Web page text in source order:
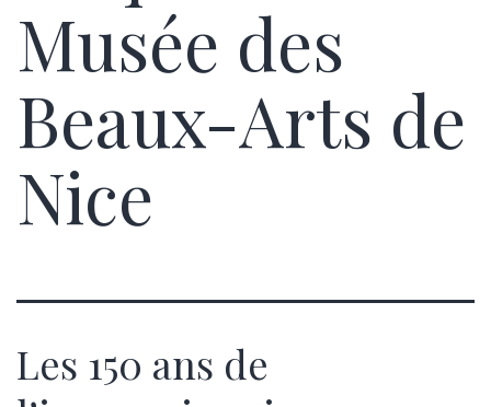
Musée des
Beaux-Arts de
Nice
Les 150 ans de